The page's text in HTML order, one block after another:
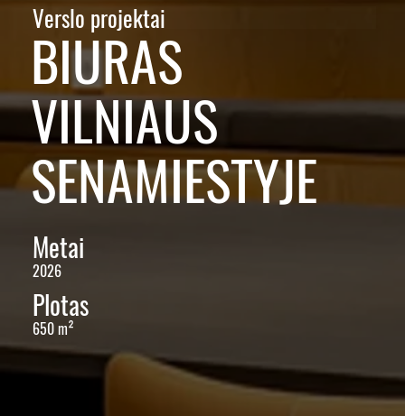
Verslo projektai
BIURAS
VILNIAUS
SENAMIESTYJE
Metai
2026
Plotas
650 m²